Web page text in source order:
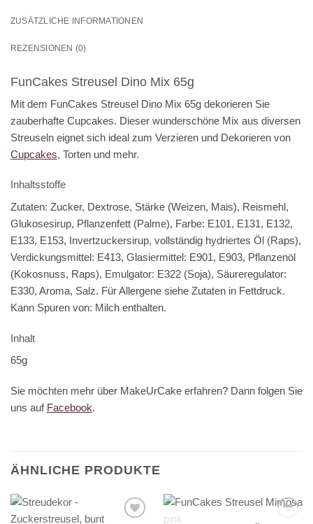
ZUSÄTZLICHE INFORMATIONEN
REZENSIONEN (0)
FunCakes Streusel Dino Mix 65g
Mit dem FunCakes Streusel Dino Mix 65g dekorieren Sie
zauberhafte Cupcakes. Dieser wunderschöne Mix aus diversen
Streuseln eignet sich ideal zum Verzieren und Dekorieren von
Cupcakes, Torten und mehr.
Inhaltsstoffe
Zutaten: Zucker, Dextrose, Stärke (Weizen, Mais), Reismehl,
Glukosesirup, Pflanzenfett (Palme), Farbe: E101, E131, E132,
E133, E153, Invertzuckersirup, vollständig hydriertes Öl (Raps),
Verdickungsmittel: E413, Glasiermittel: E901, E903, Pflanzenöl
(Kokosnuss, Raps), Emulgator: E322 (Soja), Säureregulator:
E330, Aroma, Salz. Für Allergene siehe Zutaten in Fettdruck.
Kann Spuren von: Milch enthalten.
Inhalt
65g
Sie möchten mehr über MakeUrCake erfahren? Dann folgen Sie
uns auf Facebook.
ÄHNLICHE PRODUKTE